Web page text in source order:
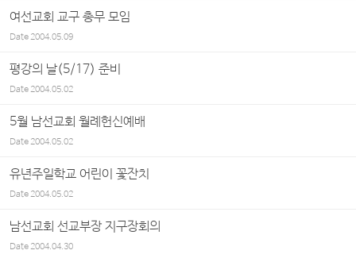
여선교회 교구 총무 모임
Date2004.05.09
평강의 날(5/17) 준비
Date2004.05.02
5월 남선교회 월례헌신예배
Date2004.05.02
유년주일학교 어린이 꽃잔치
Date2004.05.02
남선교회 선교부장 지구장회의
Date2004.04.30